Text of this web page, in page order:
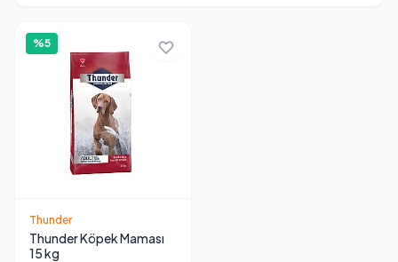
%5
Thunder
Thunder Köpek Maması
15 kg